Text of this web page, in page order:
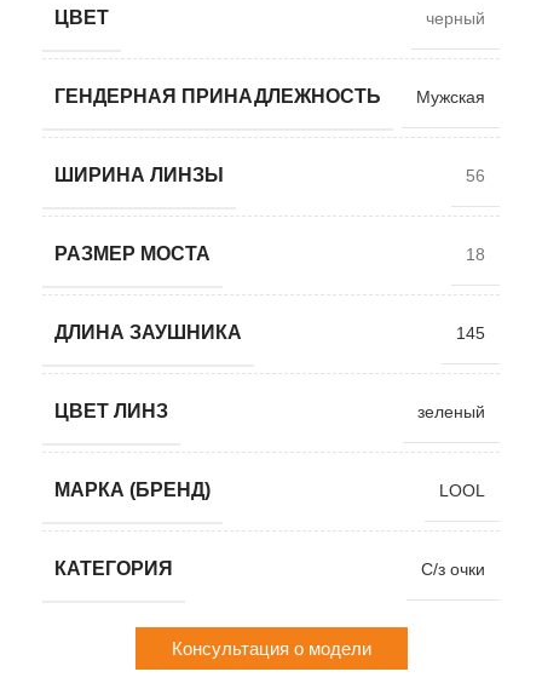
ЦВЕТ черный
ГЕНДЕРНАЯ ПРИНАДЛЕЖНОСТЬ Мужская
ШИРИНА ЛИНЗЫ 56
РАЗМЕР МОСТА 18
ДЛИНА ЗАУШНИКА 145
ЦВЕТ ЛИНЗ зеленый
МАРКА (БРЕНД) LOOL
КАТЕГОРИЯ С/з очки
Консультация о модели